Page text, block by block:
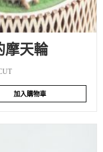
摩天輪
加入購物車